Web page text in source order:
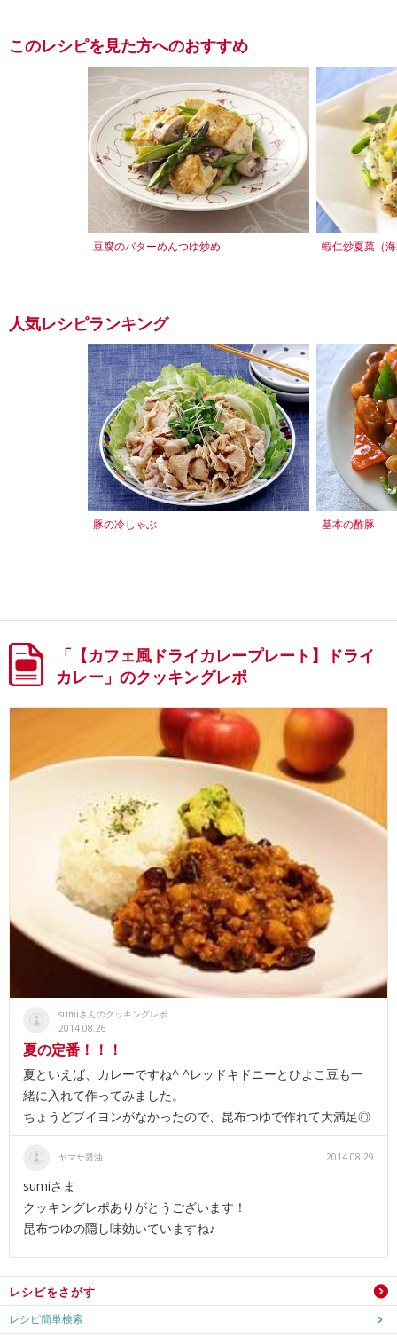
このレシピを見た方へのおすすめ
豆腐のバターめんつゆ炒め 蝦仁炒夏菜（
人気レシピランキング
豚の冷しゃぶ 基本の酢豚
「【カフェ風ドライカレープレート】ドライ
カレー」のクッキングレポ
sumiさんのクッキングレポ
2014.08.26
夏の定番！！！
夏といえば、カレーですね^ ^レッドキドニーとひよこ豆も一
緒に入れて作ってみました。
ちょうどブイヨンがなかったので、昆布つゆで作れて大満足◎
ヤマサ醤油 2014.08.29
sumiさま
クッキングレポありがとうございます！
昆布つゆの隠し味効いていますね♪
レシピをさがす
レシピ簡単検索